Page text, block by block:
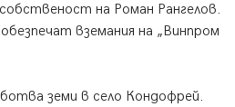
на Роман Рангелов.
вземания на „Винпром
земи в село Кондофрей.